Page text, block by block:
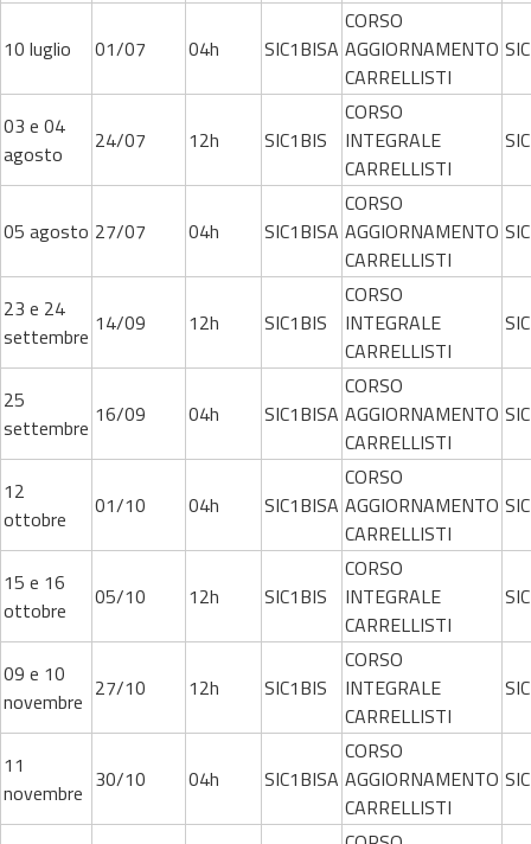
10 luglio 01/07 04h SIC1BISA
CORSO
AGGIORNAMENTO
CARRELLISTI
SIC
03 e 04
agosto
24/07 12h SIC1BIS
CORSO
INTEGRALE
CARRELLISTI
SIC
05 agosto 27/07 04h SIC1BISA
CORSO
AGGIORNAMENTO
CARRELLISTI
SIC
23 e 24
settembre 14/09 12h SIC1BIS
CORSO
INTEGRALE
CARRELLISTI
SIC
25
settembre 16/09 04h SIC1BISA
CORSO
AGGIORNAMENTO
CARRELLISTI
SIC
12
ottobre
01/10 04h SIC1BISA
CORSO
AGGIORNAMENTO
CARRELLISTI
SIC
15 e 16
ottobre
05/10 12h SIC1BIS
CORSO
INTEGRALE
CARRELLISTI
SIC
09 e 10
novembre 27/10 12h SIC1BIS
CORSO
INTEGRALE
CARRELLISTI
SIC
11
novembre 30/10 04h SIC1BISA
CORSO
AGGIORNAMENTO
CARRELLISTI
SIC